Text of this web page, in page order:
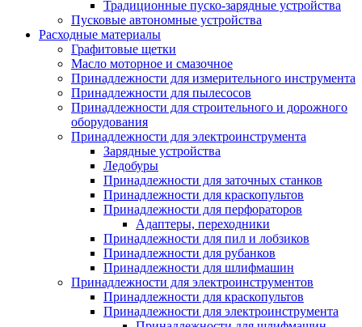
Традиционные пуско-зарядные устройства
Пусковые автономные устройства
Расходные материалы
Графитовые щетки
Масло моторное и смазочное
Принадлежности для измерительного инструмента
Принадлежности для пылесосов
Принадлежности для строительного и дорожного
оборудования
Принадлежности для электроинструмента
Зарядные устройства
Ледобуры
Принадлежности для заточных станков
Принадлежности для краскопультов
Принадлежности для перфораторов
Адаптеры, переходники
Принадлежности для пил и лобзиков
Принадлежности для рубанков
Принадлежности для шлифмашин
Принадлежности для электроинструментов
Принадлежности для краскопультов
Принадлежности для электроинструмента